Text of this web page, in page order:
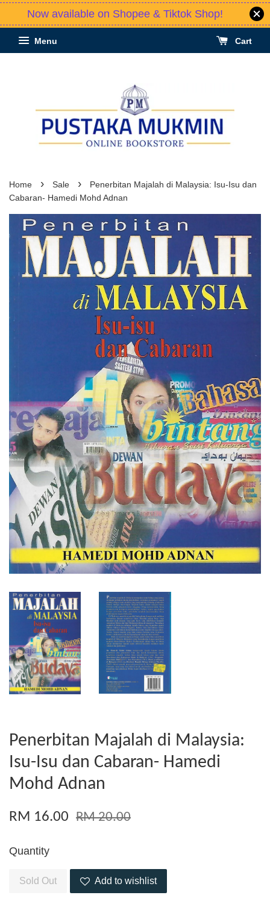
Now available on Shopee & Tiktok Shop!
Menu Cart
Home › Sale ›
Penerbitan Majalah di Malaysia: Isu-Isu dan
Cabaran- Hamedi Mohd Adnan
Penerbitan Majalah di Malaysia:
Isu-Isu dan Cabaran- Hamedi
Mohd Adnan
RM 16.00 RM 20.00
Quantity
Sold Out Add to wishlist